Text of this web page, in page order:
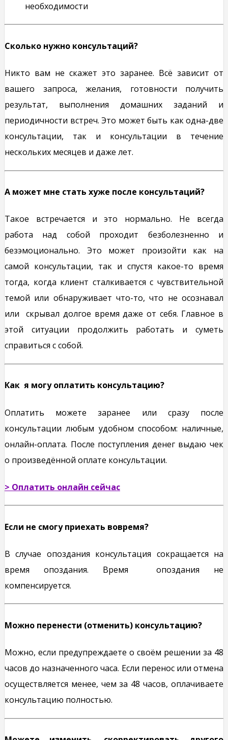
необходимости
Сколько нужно консультаций?
Никто вам не скажет это заранее. Всё зависит от
вашего запроса, желания, готовности получить
результат, выполнения домашних заданий и
периодичности встреч. Это может быть как одна-две
консультации, так и консультации в течение
нескольких месяцев и даже лет.
А может мне стать хуже после консультаций?
Такое встречается и это нормально. Не всегда
работа над собой проходит безболезненно и
безэмоционально. Это может произойти как на
самой консультации, так и спустя какое-то время
тогда, когда клиент сталкивается с чувствительной
темой или обнаруживает что-то, что не осознавал
или скрывал долгое время даже от себя. Главное в
этой ситуации продолжить работать и суметь
справиться с собой.
Как я могу оплатить консультацию?
Оплатить можете заранее или сразу после
консультации любым удобном способом: наличные,
онлайн-оплата. После поступления денег выдаю чек
о произведённой оплате консультации.
> Оплатить онлайн сейчас
Если не смогу приехать вовремя?
В случае опоздания консультация сокращается на
время опоздания. Время опоздания не
компенсируется.
Можно перенести (отменить) консультацию?
Можно, если предупреждаете о своём решении за 48
часов до назначенного часа. Если перенос или отмена
осуществляется менее, чем за 48 часов, оплачиваете
консультацию полностью.